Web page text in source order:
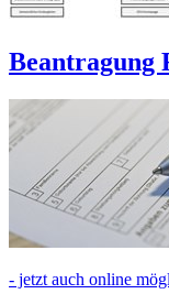
Beantragung
- jetzt auch online